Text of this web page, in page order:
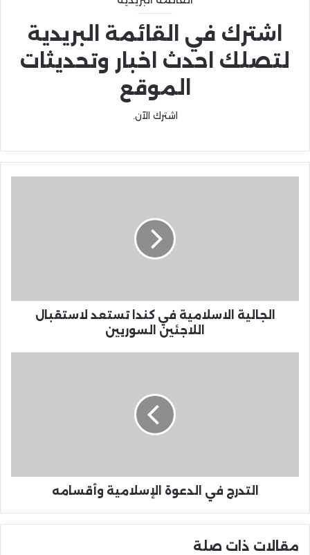
اشترك في القائمة البريدية
لتصلك احدث اخبار وتحديثات
الموقع
اشترك الآن.
الجالية الاسلامية في كندا تستعد لاستقبال
اللاجئين السوريين
التدرج في الدعوة الإسلامية وأقسامه
مقالات ذات صلة